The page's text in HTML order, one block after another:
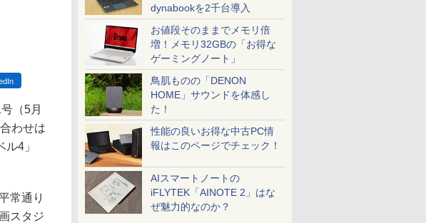
dynabookを2千台導入
お値段そのままでメモリ倍
増！メモリ32GBの「お得な
ゲーミングノート」
鳥肌ものの「DENON
HOME」サウンドを体感し
た！
性能の良いお得な中古PC情
報はこのページでチェック！
AIスマートノートの
iFLYTEK「AINOTE 2」はな
ぜ魅力的なのか？
（5月
わせは
4」
常通り
スタジ